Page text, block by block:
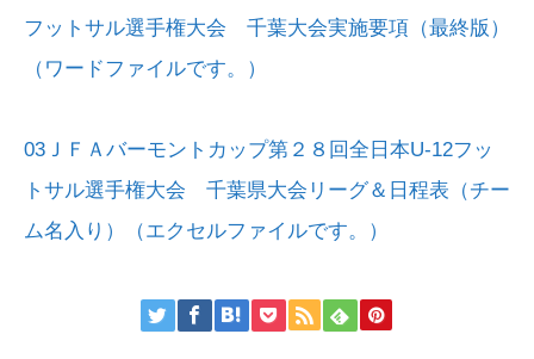
フットサル選手権大会 千葉大会実施要項（最終版）
（ワードファイルです。）
03ＪＦＡバーモントカップ第２８回全日本U-12フッ
トサル選手権大会 千葉県大会リーグ＆日程表（チー
ム名入り）（エクセルファイルです。）